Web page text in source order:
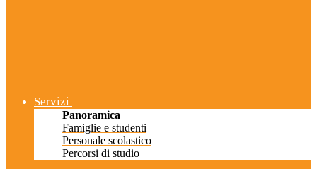
Servizi
Panoramica
Famiglie e studenti
Personale scolastico
Percorsi di studio